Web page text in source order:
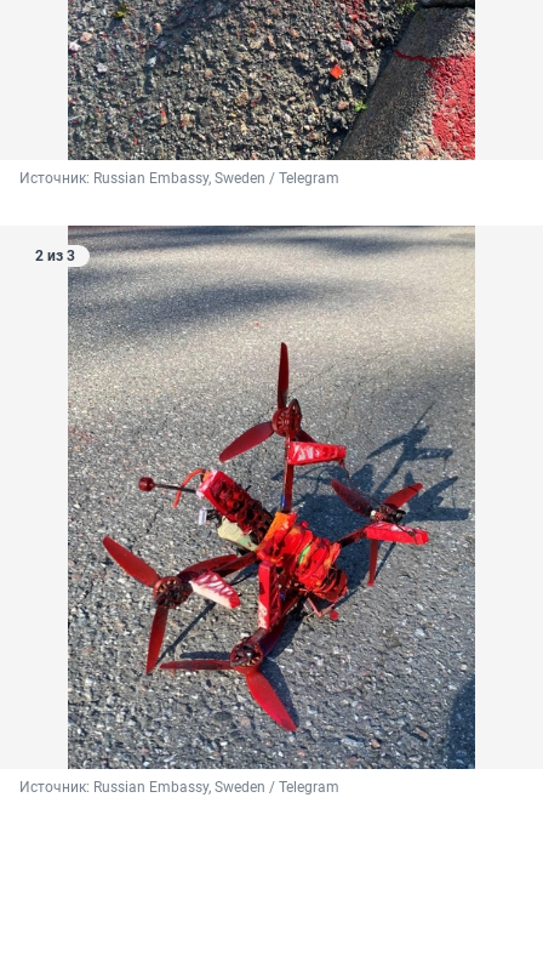
Источник: Russian Embassy, Sweden / Telegram
2 из 3
Источник: Russian Embassy, Sweden / Telegram